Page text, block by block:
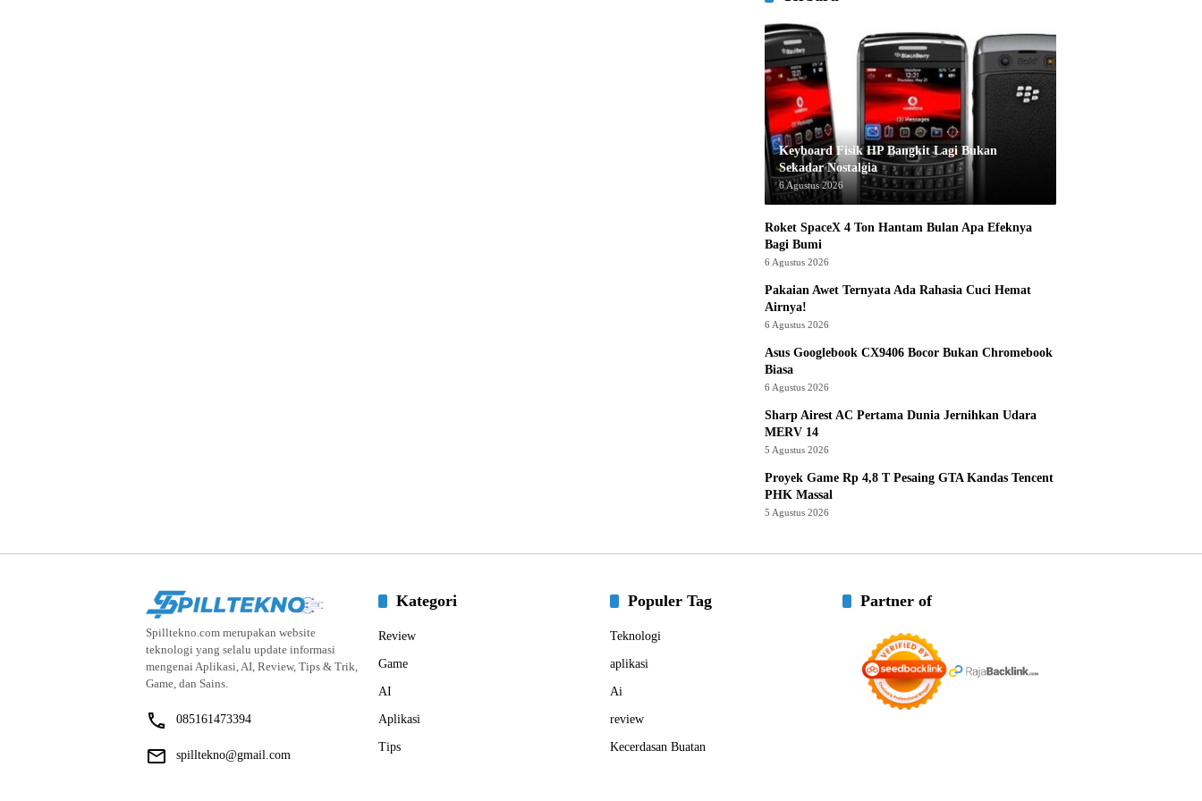
Keyboard Fisik HP Bangkit Lagi Bukan
Sekadar Nostalgia
6 Agustus 2026
Roket SpaceX 4 Ton Hantam Bulan Apa Efeknya
Bagi Bumi
6 Agustus 2026
Pakaian Awet Ternyata Ada Rahasia Cuci Hemat
Airnya!
6 Agustus 2026
Asus Googlebook CX9406 Bocor Bukan Chromebook
Biasa
6 Agustus 2026
Sharp Airest AC Pertama Dunia Jernihkan Udara
MERV 14
5 Agustus 2026
Proyek Game Rp 4,8 T Pesaing GTA Kandas Tencent
PHK Massal
5 Agustus 2026
Spilltekno.com merupakan website
teknologi yang selalu update informasi
mengenai Aplikasi, AI, Review, Tips & Trik,
Game, dan Sains.
085161473394
spilltekno@gmail.com
Kategori
Review
Game
AI
Aplikasi
Tips
Populer Tag
Teknologi
aplikasi
Ai
review
Kecerdasan Buatan
Partner of